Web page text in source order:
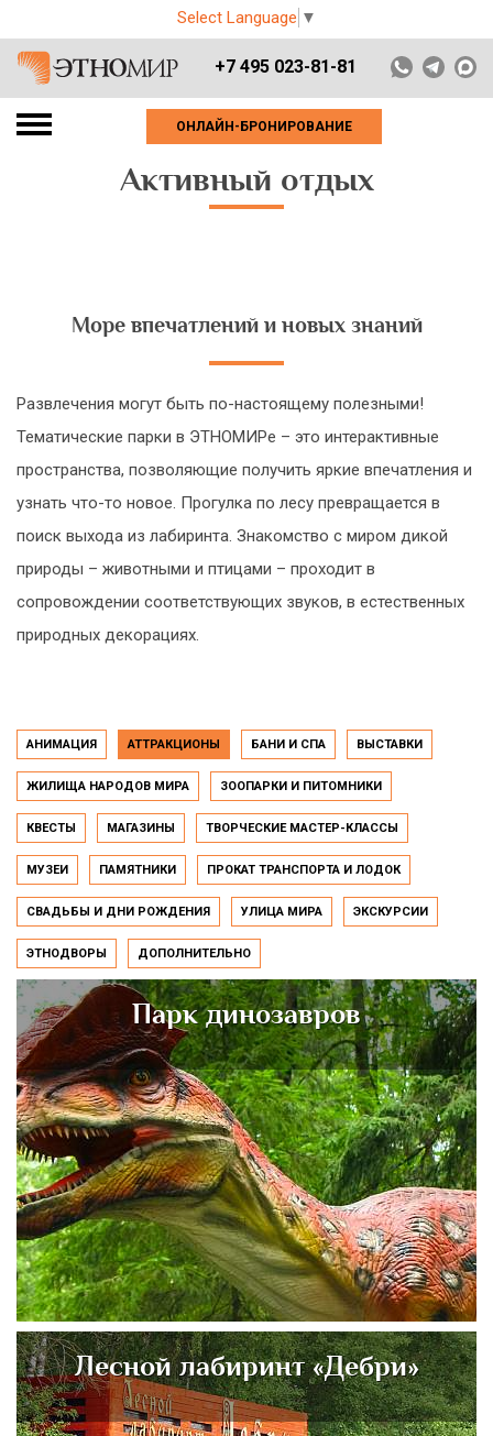
Select Language ▼
+7 495 023-81-81
ОНЛАЙН-БРОНИРОВАНИЕ
Активный отдых
Море впечатлений и новых знаний
Развлечения могут быть по-настоящему полезными!
Тематические парки в ЭТНОМИРе – это интерактивные
пространства, позволяющие получить яркие впечатления и
узнать что-то новое. Прогулка по лесу превращается в
поиск выхода из лабиринта. Знакомство с миром дикой
природы – животными и птицами – проходит в
сопровождении соответствующих звуков, в естественных
природных декорациях.
АНИМАЦИЯ АТТРАКЦИОНЫ БАНИ И СПА ВЫСТАВКИ
ЖИЛИЩА НАРОДОВ МИРА ЗООПАРКИ И ПИТОМНИКИ
КВЕСТЫ МАГАЗИНЫ ТВОРЧЕСКИЕ МАСТЕР-КЛАССЫ
МУЗЕИ ПАМЯТНИКИ ПРОКАТ ТРАНСПОРТА И ЛОДОК
СВАДЬБЫ И ДНИ РОЖДЕНИЯ УЛИЦА МИРА ЭКСКУРСИИ
ЭТНОДВОРЫ ДОПОЛНИТЕЛЬНО
Парк динозавров
Лесной лабиринт «Дебри»